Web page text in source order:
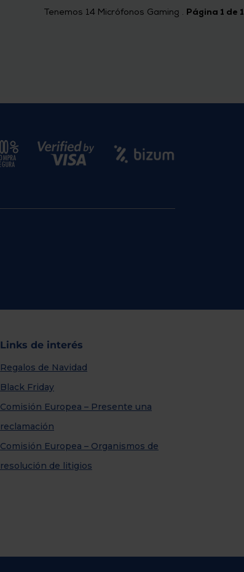
Tenemos 14 Micrófonos Gaming . Página 1 de 1
Links de interés
Regalos de Navidad
Black Friday
Comisión Europea – Presente una
reclamación
Comisión Europea – Organismos de
resolución de litigios